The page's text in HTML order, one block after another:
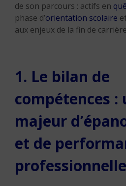
de son parcours : actifs en
phase d’orientation scolaire
aux enjeux de la fin de
1. Le bilan de
compétences :
majeur
et de
professionnelle